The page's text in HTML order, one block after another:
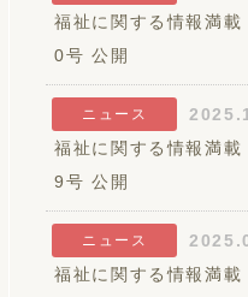
福祉に関する情報満
0号 公開
ニュース
福祉に関する情報満
9号 公開
ニュース
福祉に関する情報満